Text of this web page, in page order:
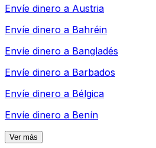
Envíe dinero a Austria
Envíe dinero a Bahréin
Envíe dinero a Bangladés
Envíe dinero a Barbados
Envíe dinero a Bélgica
Envíe dinero a Benín
Ver más